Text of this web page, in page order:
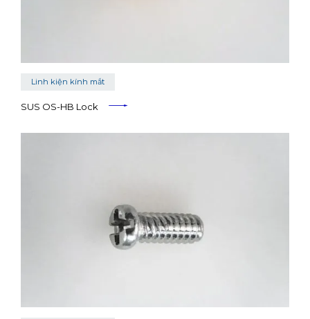
Linh kiện kính mắt
SUS OS-HB Lock